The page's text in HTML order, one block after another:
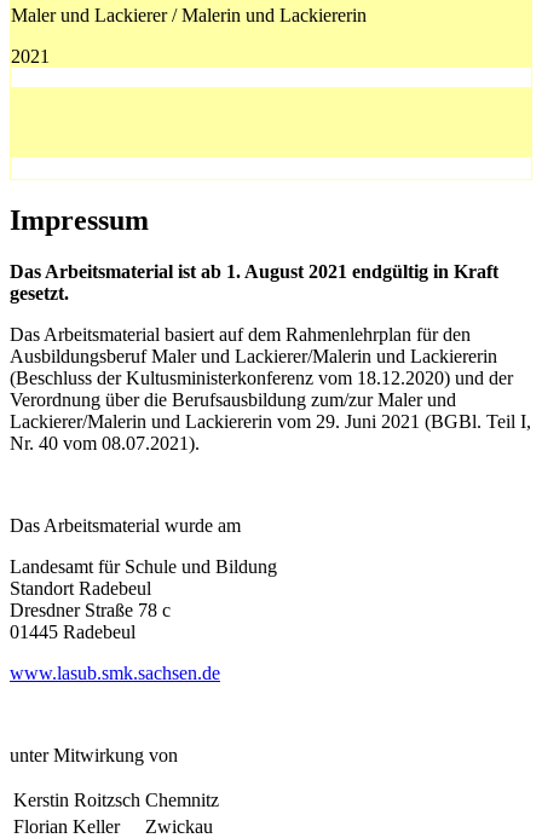
Maler und Lackierer / Malerin und Lackiererin
2021
Impressum
Das Arbeitsmaterial ist ab 1. August 2021 endgültig in Kraft
gesetzt.
Das Arbeitsmaterial basiert auf dem Rahmenlehrplan für den
Ausbildungsberuf Maler und Lackierer/Malerin und Lackiererin
(Beschluss der Kultusministerkonferenz vom 18.12.2020) und der
Verordnung über die Berufsausbildung zum/zur Maler und
Lackierer/Malerin und Lackiererin vom 29. Juni 2021 (BGBl. Teil I,
Nr. 40 vom 08.07.2021).
Das Arbeitsmaterial wurde am
Landesamt für Schule und Bildung
Standort Radebeul
Dresdner Straße 78 c
01445 Radebeul
www.lasub.smk.sachsen.de
unter Mitwirkung von
Kerstin Roitzsch Chemnitz
Florian Keller
Zwickau